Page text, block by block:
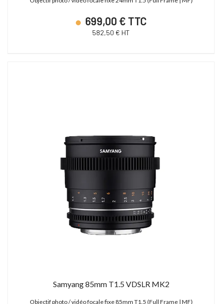
699,00 € TTC
582,50 € HT
Samyang 85mm T1.5 VDSLR MK2
Objectif photo / vidéo focale fixe 85mm T1.5 (Full Frame | MF)